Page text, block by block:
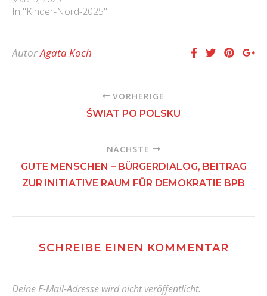
In "Kinder-Nord-2025"
AutorAgata Koch
VORHERIGE
ŚWIAT PO POLSKU
NÄCHSTE
GUTE MENSCHEN – BÜRGERDIALOG, BEITRAG
ZUR INITIATIVE RAUM FÜR DEMOKRATIE BPB
SCHREIBE EINEN KOMMENTAR
Deine E-Mail-Adresse wird nicht veröffentlicht.